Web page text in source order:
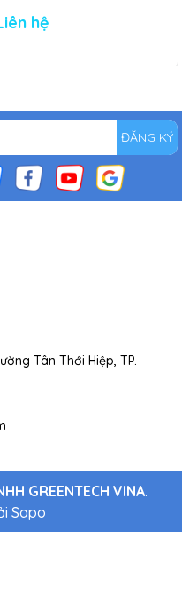
hệ
ĐĂNG KÝ
Tân Thới Hiệp, TP.
GREENTECH VINA.
Sapo